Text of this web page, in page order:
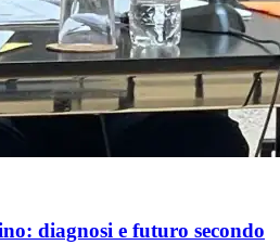
diagnosi e futuro secondo